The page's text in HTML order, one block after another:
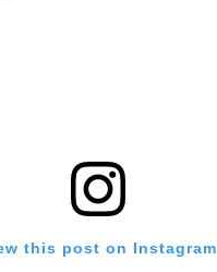
this post on Instagram